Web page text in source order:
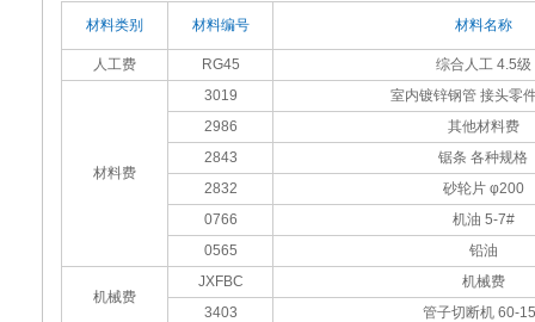
材料类别 材料编号 材料名称
人工费 RG45 综合人工 4.5级
材料费
3019
室内镀锌钢管 接头零
2986
其他材料费
2843
锯条 各种规格
2832
砂轮片 φ200
0766
机油 5-7#
0565
铅油
机械费
JXFBC
机械费
3403
管子切断机 60-